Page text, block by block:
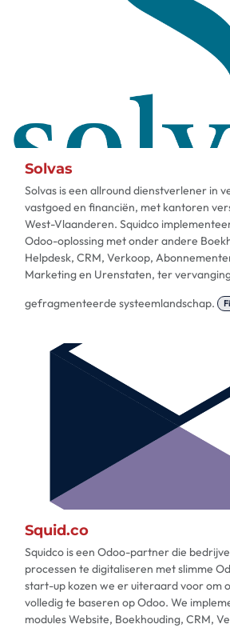
Solvas
Solvas is een allround dienstverlener in
vastgoed en financiën, met kantoren
West-Vlaanderen. Squidco
Odoo-oplossing met onder andere
Helpdesk, CRM, Verkoop,
Marketing en Urenstaten, ter
gefragmenteerde systeemlandschap.
Squid.co
Squidco is een Odoo-partner die
processen te digitaliseren met slimme
start-up kozen we er uiteraard voor om
volledig te baseren op Odoo. We
modules Website, Boekhouding, CRM,